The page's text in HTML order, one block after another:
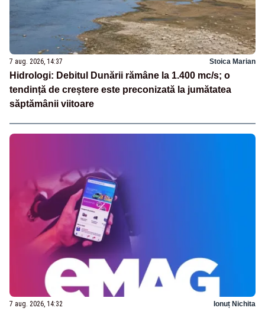
7 aug. 2026, 14:37 Stoica Marian
Hidrologi: Debitul Dunării rămâne la 1.400 mc/s; o
tendință de creștere este preconizată la jumătatea
săptămânii viitoare
7 aug. 2026, 14:32 Ionuț Nichita